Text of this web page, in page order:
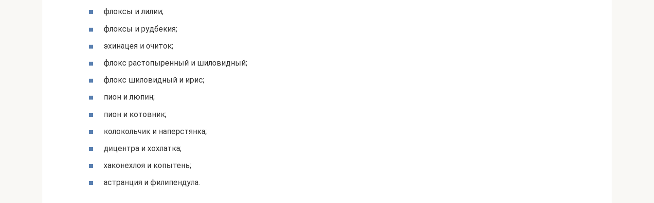
флоксы и лилии;
флоксы и рудбекия;
эхинацея и очиток;
флокс растопыренный и шиловидный;
флокс шиловидный и ирис;
пион и люпин;
пион и котовник;
колокольчик и наперстянка;
дицентра и хохлатка;
хаконехлоя и копытень;
астранция и филипендула.